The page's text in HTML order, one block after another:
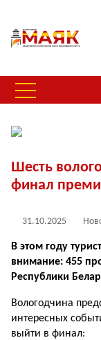
Шесть
финал
31.10.2025
В этом году
внимание: 455
Республики
Вологодчина
интересных
выйти в финал: